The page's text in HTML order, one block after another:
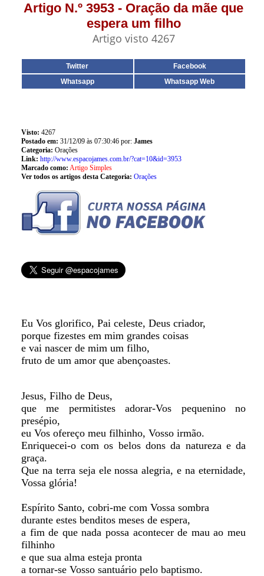
Artigo N.º 3953 - Oração da mãe que
espera um filho
Artigo visto 4267
Twitter
Facebook
Whatsapp
Whatsapp Web
Visto: 4267
Postado em: 31/12/09 às 07:30:46 por: James
Categoria: Orações
Link: http://www.espacojames.com.br/?cat=10&id=3953
Marcado como: Artigo Simples
Ver todos os artigos desta Categoria: Orações
Eu Vos glorifico, Pai celeste, Deus criador,
porque fizestes em mim grandes coisas
e vai nascer de mim um filho,
fruto de um amor que abençoastes.
Jesus, Filho de Deus,
que me permitistes adorar-Vos pequenino no
presépio,
eu Vos ofereço meu filhinho, Vosso irmão.
Enriquecei-o com os belos dons da natureza e da
graça.
Que na terra seja ele nossa alegria, e na eternidade,
Vossa glória!
Espírito Santo, cobri-me com Vossa sombra
durante estes benditos meses de espera,
a fim de que nada possa acontecer de mau ao meu
filhinho
e que sua alma esteja pronta
a tornar-se Vosso santuário pelo baptismo.